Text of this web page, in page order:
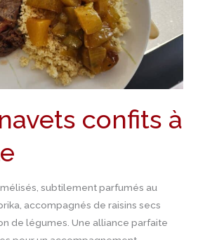
confits à
subtilement parfumés au
accompagnés de raisins secs
de légumes. Une alliance parfaite